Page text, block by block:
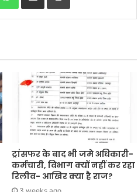
ट्रांसफर के बाद भी जमे अधिकारी-
कर्मचारी, विभाग क्यों नहीं कर रहा
रिलीव- आखिर क्या है राज?